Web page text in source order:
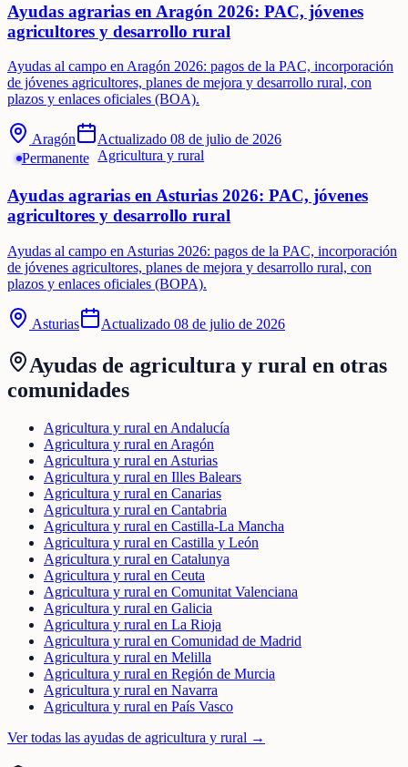
Ayudas agrarias en Aragón 2026: PAC, jóvenes
agricultores y desarrollo rural
Ayudas al campo en Aragón 2026: pagos de la PAC, incorporación
de jóvenes agricultores, planes de mejora y desarrollo rural, con
plazos y enlaces oficiales (BOA).
Aragón Actualizado 08 de julio de 2026
Permanente Agricultura y rural
Ayudas agrarias en Asturias 2026: PAC, jóvenes
agricultores y desarrollo rural
Ayudas al campo en Asturias 2026: pagos de la PAC, incorporación
de jóvenes agricultores, planes de mejora y desarrollo rural, con
plazos y enlaces oficiales (BOPA).
Asturias Actualizado 08 de julio de 2026
Ayudas de agricultura y rural en otras
comunidades
Agricultura y rural en Andalucía
Agricultura y rural en Aragón
Agricultura y rural en Asturias
Agricultura y rural en Illes Balears
Agricultura y rural en Canarias
Agricultura y rural en Cantabria
Agricultura y rural en Castilla-La Mancha
Agricultura y rural en Castilla y León
Agricultura y rural en Catalunya
Agricultura y rural en Ceuta
Agricultura y rural en Comunitat Valenciana
Agricultura y rural en Galicia
Agricultura y rural en La Rioja
Agricultura y rural en Comunidad de Madrid
Agricultura y rural en Melilla
Agricultura y rural en Región de Murcia
Agricultura y rural en Navarra
Agricultura y rural en País Vasco
Ver todas las ayudas de agricultura y rural →